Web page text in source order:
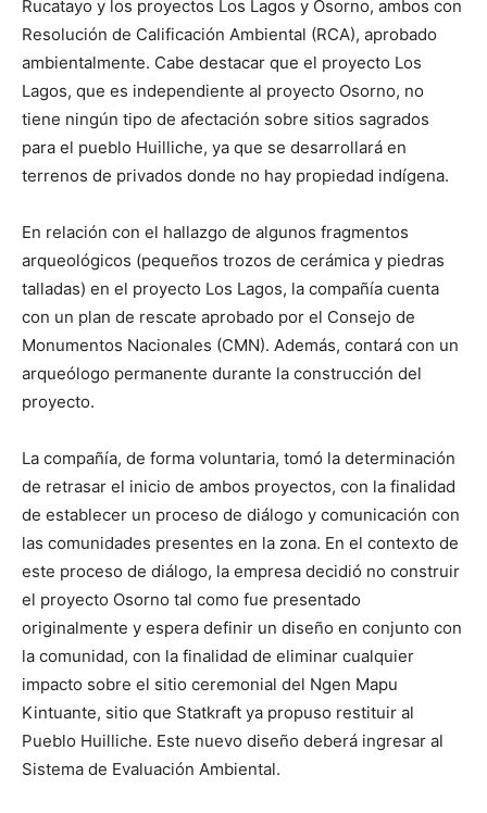
Rucatayo y los proyectos Los Lagos y Osorno, ambos con
Resolución de Calificación Ambiental (RCA), aprobado
ambientalmente. Cabe destacar que el proyecto Los
Lagos, que es independiente al proyecto Osorno, no
tiene ningún tipo de afectación sobre sitios sagrados
para el pueblo Huilliche, ya que se desarrollará en
terrenos de privados donde no hay propiedad indígena.
En relación con el hallazgo de algunos fragmentos
arqueológicos (pequeños trozos de cerámica y piedras
talladas) en el proyecto Los Lagos, la compañía cuenta
con un plan de rescate aprobado por el Consejo de
Monumentos Nacionales (CMN). Además, contará con un
arqueólogo permanente durante la construcción del
proyecto.
La compañía, de forma voluntaria, tomó la determinación
de retrasar el inicio de ambos proyectos, con la finalidad
de establecer un proceso de diálogo y comunicación con
las comunidades presentes en la zona. En el contexto de
este proceso de diálogo, la empresa decidió no construir
el proyecto Osorno tal como fue presentado
originalmente y espera definir un diseño en conjunto con
la comunidad, con la finalidad de eliminar cualquier
impacto sobre el sitio ceremonial del Ngen Mapu
Kintuante, sitio que Statkraft ya propuso restituir al
Pueblo Huilliche. Este nuevo diseño deberá ingresar al
Sistema de Evaluación Ambiental.